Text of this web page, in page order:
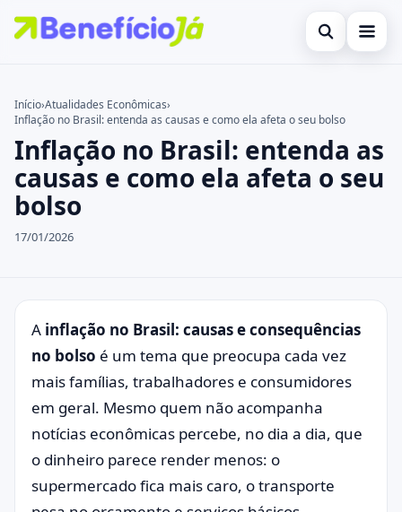
Abrir busca
Cartões de Crédito
Benefícios
Atualidades Econômicas
Legal
Buscar no site
Buscar por:
Pressione Enter para buscar ou ESC para fechar.
Início›Atualidades Econômicas›
Inflação no Brasil: entenda as causas e como ela afeta o seu bolso
Inflação no Brasil: entenda as
causas e como ela afeta o seu
bolso
17/01/2026
A inflação no Brasil: causas e consequências
no bolso é um tema que preocupa cada vez
mais famílias, trabalhadores e consumidores
em geral. Mesmo quem não acompanha
notícias econômicas percebe, no dia a dia, que
o dinheiro parece render menos: o
supermercado fica mais caro, o transporte